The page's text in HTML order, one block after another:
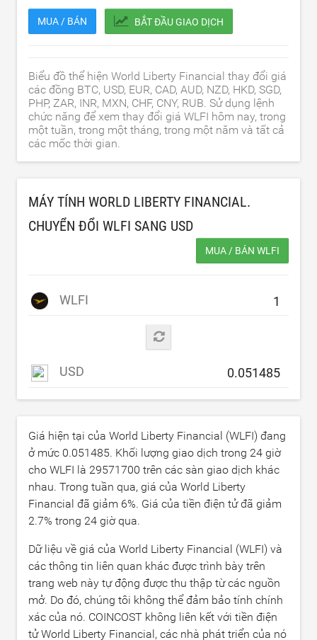
MUA / BÁN BẮT ĐẦU GIAO DỊCH
Biểu đồ thể hiện World Liberty Financial thay đổi giá
các đồng BTC, USD, EUR, CAD, AUD, NZD, HKD, SGD,
PHP, ZAR, INR, MXN, CHF, CNY, RUB. Sử dụng lệnh
chức năng để xem thay đổi giá WLFI hôm nay, trong
một tuần, trong một tháng, trong một năm và tất cả
các mốc thời gian.
MÁY TÍNH WORLD LIBERTY FINANCIAL.
CHUYỂN ĐỔI WLFI SANG USD
MUA / BÁN WLFI
WLFI
USD
Giá hiện tại của World Liberty Financial (WLFI) đang
ở mức 0.051485. Khối lượng giao dịch trong 24 giờ
cho WLFI là 29571700 trên các sàn giao dịch khác
nhau. Trong tuần qua, giá của World Liberty
Financial đã giảm 6%. Giá của tiền điện tử đã giảm
2.7% trong 24 giờ qua.
Dữ liệu về giá của World Liberty Financial (WLFI) và
các thông tin liên quan khác được trình bày trên
trang web này tự động được thu thập từ các nguồn
mở. Do đó, chúng tôi không thể đảm bảo tính chính
xác của nó. COINCOST không liên kết với tiền điện
tử World Liberty Financial, các nhà phát triển của nó